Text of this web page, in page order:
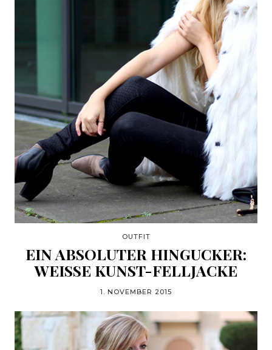
OUTFIT
EIN ABSOLUTER HINGUCKER:
WEISSE KUNST-FELLJACKE
1. NOVEMBER 2015